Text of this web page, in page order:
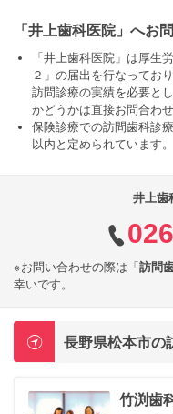
「井上歯科医院」へお
「井上歯科医院」は厚生
２」の届出を行なってお
訪問診療の実績を必要と
かどうかは直接お問合わ
保険診療での訪問歯科診
以内と定められています
井上歯
※お問い合わせの際は「訪問
幸いです。
長野県松本市の
竹渕歯